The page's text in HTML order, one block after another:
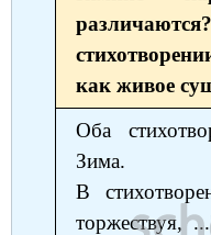
как живое
Оба
Зима.
В
торжествуя,